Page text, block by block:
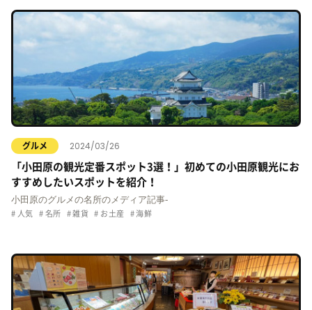
グルメ 2024/03/26
「小田原の観光定番スポット3選！」初めての小田原観光にお
すすめしたいスポットを紹介！
小田原のグルメの名所のメディア記事-
人気 名所 雑貨 お土産 海鮮